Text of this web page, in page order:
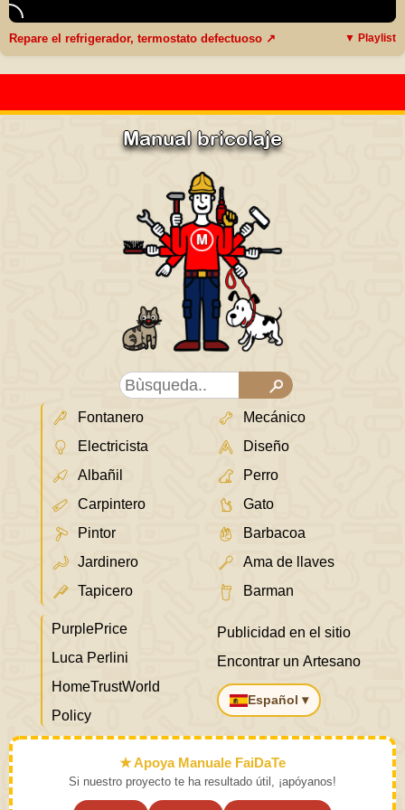
Repare el refrigerador, termostato defectuoso ↗ ▼ Playlist
Manual bricolaje
Fontanero
Electricista
Albañil
Carpintero
Pintor
Jardinero
Tapicero
Mecánico
Diseño
Perro
Gato
Barbacoa
Ama de llaves
Barman
PurplePrice
Luca Perlini
HomeTrustWorld
Policy
Publicidad en el sitio
Encontrar un Artesano
Español ▾
★ Apoya Manuale FaiDaTe
Si nuestro proyecto te ha resultado útil, ¡apóyanos!